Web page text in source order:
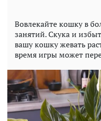
Вовлекайте кошку в
занятий. Скука и
вашу кошку жевать
время игры может